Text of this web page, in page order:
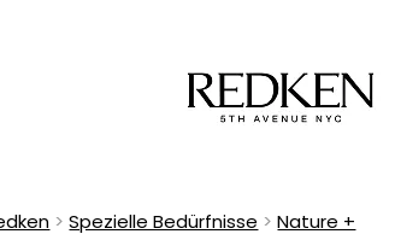
Spezielle Bedürfnisse
Nature +